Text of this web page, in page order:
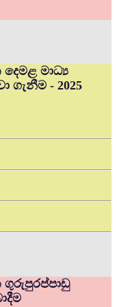
මාධ්‍ය
ගැනීම - 2025